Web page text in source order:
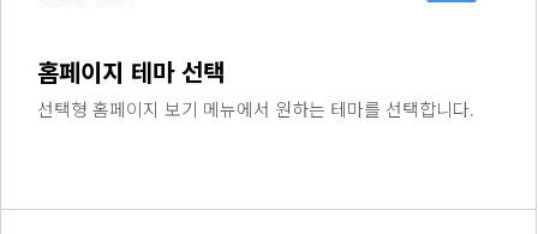
홈페이지 테마 선택
선택형 홈페이지 보기 메뉴에서 원하는 테마를 선택합니다.